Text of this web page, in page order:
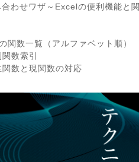
わせワザ～Excelの便利機能と
数一覧（アルファベット順）
数索引
数と現関数の対応